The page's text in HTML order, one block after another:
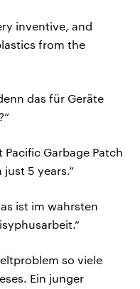
inventive, and
from the
das für Geräte
Pacific Garbage Patch
5 years.”
ist im wahrsten
so viele
Ein junger